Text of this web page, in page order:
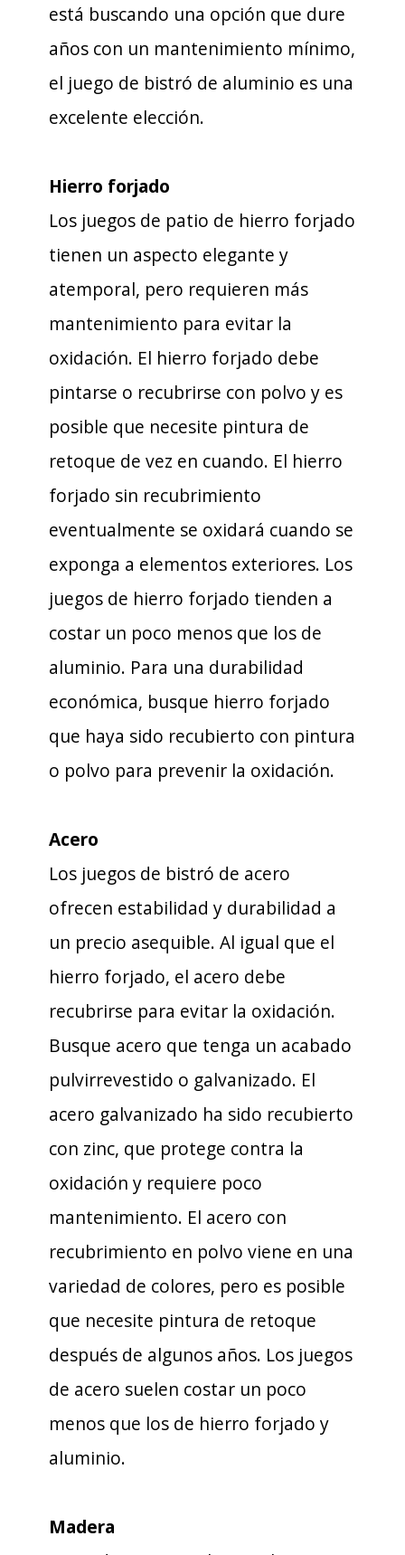
está buscando una opción que dure
años con un mantenimiento mínimo,
el juego de bistró de aluminio es una
excelente elección.
Hierro forjado
Los juegos de patio de hierro forjado
tienen un aspecto elegante y
atemporal, pero requieren más
mantenimiento para evitar la
oxidación. El hierro forjado debe
pintarse o recubrirse con polvo y es
posible que necesite pintura de
retoque de vez en cuando. El hierro
forjado sin recubrimiento
eventualmente se oxidará cuando se
exponga a elementos exteriores. Los
juegos de hierro forjado tienden a
costar un poco menos que los de
aluminio. Para una durabilidad
económica, busque hierro forjado
que haya sido recubierto con pintura
o polvo para prevenir la oxidación.
Acero
Los juegos de bistró de acero
ofrecen estabilidad y durabilidad a
un precio asequible. Al igual que el
hierro forjado, el acero debe
recubrirse para evitar la oxidación.
Busque acero que tenga un acabado
pulvirrevestido o galvanizado. El
acero galvanizado ha sido recubierto
con zinc, que protege contra la
oxidación y requiere poco
mantenimiento. El acero con
recubrimiento en polvo viene en una
variedad de colores, pero es posible
que necesite pintura de retoque
después de algunos años. Los juegos
de acero suelen costar un poco
menos que los de hierro forjado y
aluminio.
Madera